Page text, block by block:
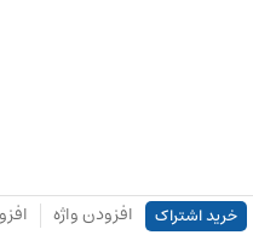
خرید اشتراک افزودن واژه